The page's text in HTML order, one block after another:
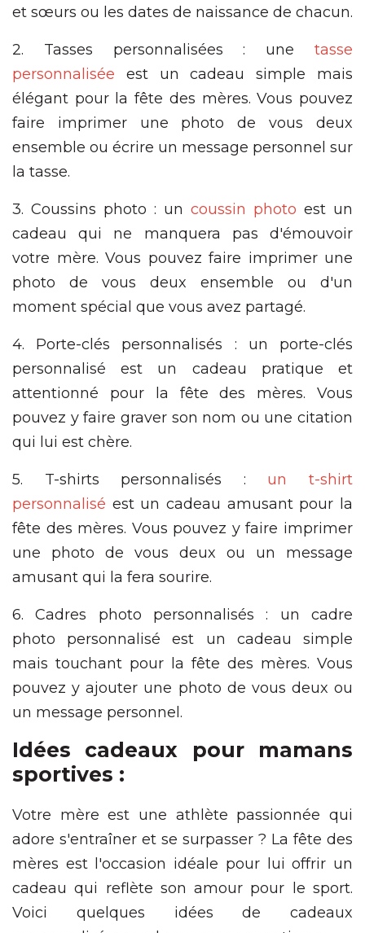
et sœurs ou les dates de naissance de chacun.
2. Tasses personnalisées : une tasse
personnalisée est un cadeau simple mais
élégant pour la fête des mères. Vous pouvez
faire imprimer une photo de vous deux
ensemble ou écrire un message personnel sur
la tasse.
3. Coussins photo : un coussin photo est un
cadeau qui ne manquera pas d'émouvoir
votre mère. Vous pouvez faire imprimer une
photo de vous deux ensemble ou d'un
moment spécial que vous avez partagé.
4. Porte-clés personnalisés : un porte-clés
personnalisé est un cadeau pratique et
attentionné pour la fête des mères. Vous
pouvez y faire graver son nom ou une citation
qui lui est chère.
5. T-shirts personnalisés : un t-shirt
personnalisé est un cadeau amusant pour la
fête des mères. Vous pouvez y faire imprimer
une photo de vous deux ou un message
amusant qui la fera sourire.
6. Cadres photo personnalisés : un cadre
photo personnalisé est un cadeau simple
mais touchant pour la fête des mères. Vous
pouvez y ajouter une photo de vous deux ou
un message personnel.
Idées cadeaux pour mamans
sportives :
Votre mère est une athlète passionnée qui
adore s'entraîner et se surpasser ? La fête des
mères est l'occasion idéale pour lui offrir un
cadeau qui reflète son amour pour le sport.
Voici quelques idées de cadeaux